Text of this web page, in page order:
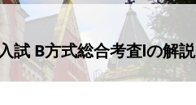
試 B方式総合考査Ⅰの解説